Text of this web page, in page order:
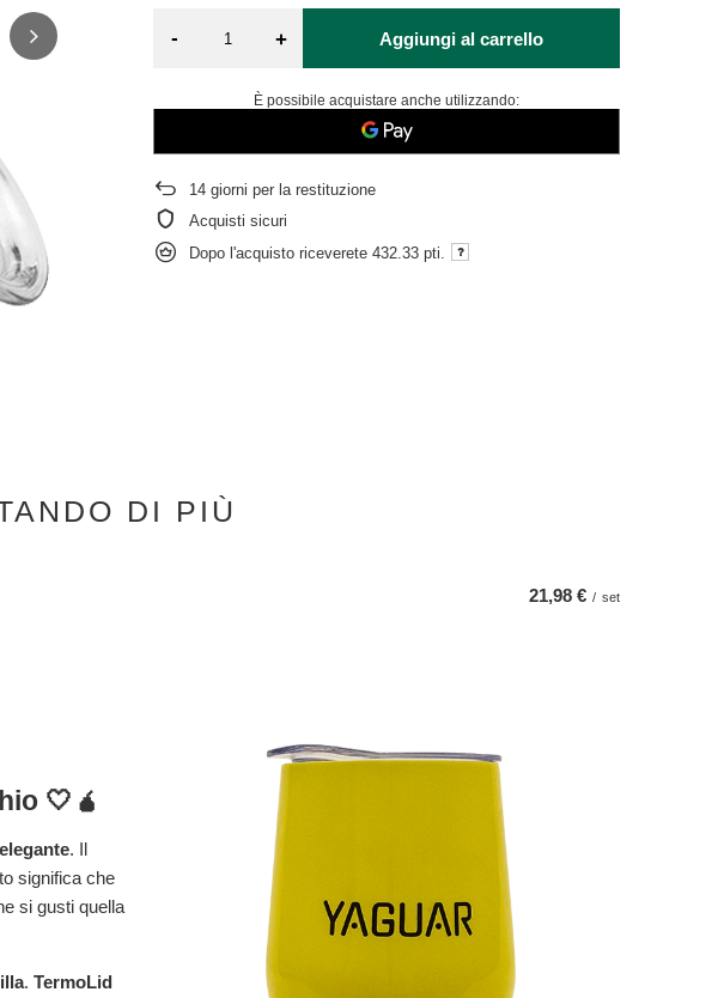
- + Aggiungi al carrello
È possibile acquistare anche utilizzando:
14 giorni per la restituzione
Acquisti sicuri
Dopo l'acquisto riceverete432.33 pti.
DI PIÙ
21,98 € / set
🤍🧉
. Il
significa che
si gusti quella
. TermoLid